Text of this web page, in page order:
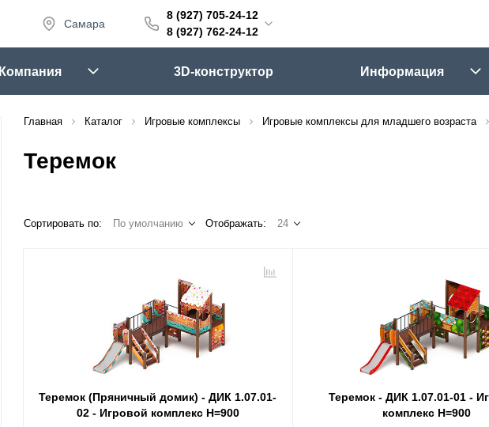
Самара
8 (927) 705-24-12
8 (927) 762-24-12
8 (927) 705-24-12
8 (927) 762-24-12
Запрос прайс-листа
Компания 3D-конструктор Информация
Главная Каталог Игровые комплексы Игровые комплексы для младшего возраста
Теремок
Сортировать по: По умолчанию Отображать: 24
Теремок (Пряничный домик) - ДИК 1.07.01-
02 - Игровой комплекс H=900
Теремок - ДИК 1.07.01-01 -
комплекс H=900